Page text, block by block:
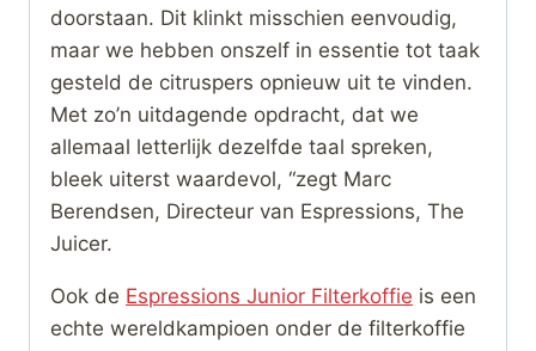
doorstaan. Dit klinkt misschien eenvoudig,
maar we hebben onszelf in essentie tot taak
gesteld de citruspers opnieuw uit te vinden.
Met zo’n uitdagende opdracht, dat we
allemaal letterlijk dezelfde taal spreken,
bleek uiterst waardevol, “zegt Marc
Berendsen, Directeur van Espressions, The
Juicer.
Ook de Espressions Junior Filterkoffie is een
echte wereldkampioen onder de filterkoffie